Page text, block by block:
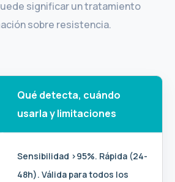
significar un tratamiento
sobre resistencia.
Qué detecta, cuándo
usarla y limitaciones
Sensibilidad >95%. Rápida (24-
48h). Válida para todos los